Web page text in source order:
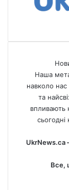
Наша
навколо нас
та
впливають
сьогодні
UkrNews.ca
Все,